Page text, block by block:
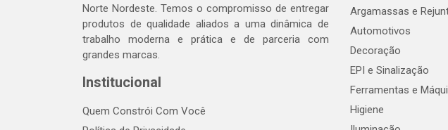
Norte Nordeste. Temos o compromisso de entregar
produtos de qualidade aliados a uma dinâmica de
trabalho moderna e prática e de parceria com
grandes marcas.
Institucional
Quem Constrói Com Você
Argamassas e
Automotivos
Decoração
EPI e Sinalização
Ferramentas e
Higiene